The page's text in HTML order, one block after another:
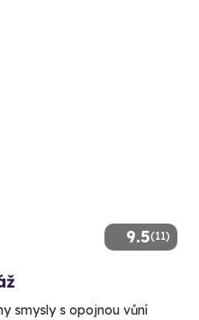
9.5(11)
smysly s opojnou vůní